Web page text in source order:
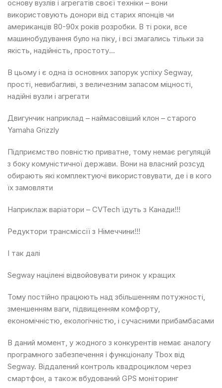
основу вузлів і агрегатів своєї техніки – вони
використовують донори від старих японців чи
американців 80-90х років розробки. В ті роки, все
машинобудування було на піку, і всі змагались тільки за
якість, надійність, простоту…
В цьому і є одна із основних запорук успіху Segway,
прості, невибагливі, з величезним запасом міцності,
надійні вузли і агрегати
Двигунчик наприклад – наймасовіший клон – старого
Yamaha Grizzly
Підприємство повністю приватне, тому немає регуляцій
з боку комуністичної держави. Вони на власний розсуд
обирають які комплектуючі використовувати, де і в кого
їх замовляти
Наприклаж варіатори – CVTech їдуть з Канади!!!
Редуктори трансміссії з Німеччини!!!
І так далі
Segway націлені відвойовувати ринок у кращих
Тому постійно працюють над збільшенням потужності,
зменшенням ваги, підвищенням комфорту,
економічністю, екологічністю, і сучасними прибамбасами
В даний момент, у жодного з конкурентів немає аналогу
програмного забезпечення і функціоналу Tbox від
Segway. Віддалений контроль квадроциклом через
смартфон, а також вбудований GPS моніторинг